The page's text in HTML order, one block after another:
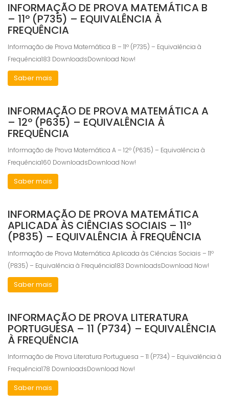
INFORMAÇÃO DE PROVA MATEMÁTICA B
– 11º (P735) – EQUIVALÊNCIA À
FREQUÊNCIA
Informação de Prova Matemática B – 11º (P735) – Equivalência à
Frequência183 DownloadsDownload Now!
Saber mais
INFORMAÇÃO DE PROVA MATEMÁTICA A
– 12º (P635) – EQUIVALÊNCIA À
FREQUÊNCIA
Informação de Prova Matemática A – 12º (P635) – Equivalência à
Frequência160 DownloadsDownload Now!
Saber mais
INFORMAÇÃO DE PROVA MATEMÁTICA
APLICADA ÀS CIÊNCIAS SOCIAIS – 11º
(P835) – EQUIVALÊNCIA À FREQUÊNCIA
Informação de Prova Matemática Aplicada às Ciências Sociais – 11º
(P835) – Equivalência à Frequência183 DownloadsDownload Now!
Saber mais
INFORMAÇÃO DE PROVA LITERATURA
PORTUGUESA – 11 (P734) – EQUIVALÊNCIA
À FREQUÊNCIA
Informação de Prova Literatura Portuguesa – 11 (P734) – Equivalência à
Frequência178 DownloadsDownload Now!
Saber mais
Necessary
cookies are
not
optional.
They are
to function.
Statistics
In order for
us to
website's
functionality